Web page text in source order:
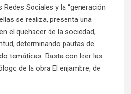
Sociales y la “generación
se realiza, presenta una
el quehacer de la sociedad,
determinando pautas de
temáticas. Basta con leer las
de la obra El enjambre, de